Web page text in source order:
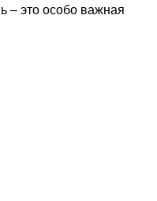
– это особо важная